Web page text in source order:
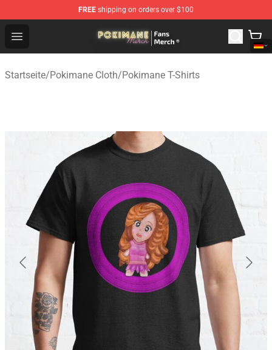
FREE shipping on orders over $100
Open menu
Pokimane Store - Official Pokimane Merchandise Shop
Startseite/Pokimane Cloth/Pokimane T-Shirts